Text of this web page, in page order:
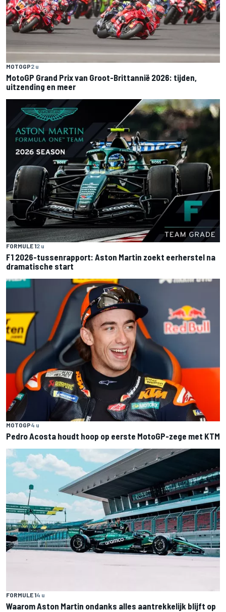
MOTOGP2 u
MotoGP Grand Prix van Groot-Brittannië 2026: tijden,
uitzending en meer
FORMULE 12 u
F1 2026-tussenrapport: Aston Martin zoekt eerherstel na
dramatische start
MOTOGP4 u
Pedro Acosta houdt hoop op eerste MotoGP-zege met KTM
FORMULE 14 u
Waarom Aston Martin ondanks alles aantrekkelijk blijft op